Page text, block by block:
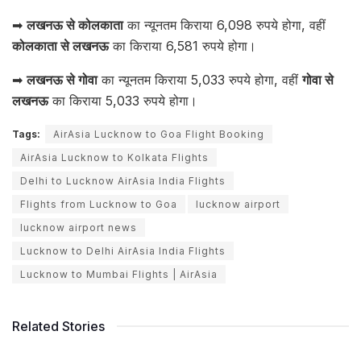
➡लखनऊ से कोलकाताका न्यूनतम किराया 6,098 रुपये होगा, वहीं
कोलकाता से लखनऊका किराया 6,581 रुपये होगा।
➡लखनऊ से गोवाका न्यूनतम किराया 5,033 रुपये होगा, वहींगोवा से
लखनऊका किराया 5,033 रुपये होगा।
Tags:
AirAsia Lucknow to Goa Flight Booking
AirAsia Lucknow to Kolkata Flights
Delhi to Lucknow AirAsia India Flights
Flights from Lucknow to Goa
lucknow airport
lucknow airport news
Lucknow to Delhi AirAsia India Flights
Lucknow to Mumbai Flights | AirAsia
Related Stories